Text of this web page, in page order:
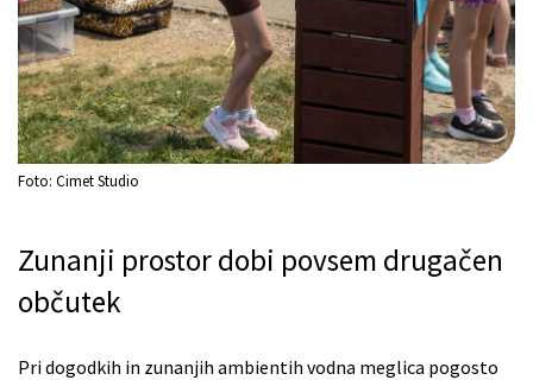
Foto: Cimet Studio
Zunanji prostor dobi povsem drugačen
občutek
Pri dogodkih in zunanjih ambientih vodna meglica pogosto